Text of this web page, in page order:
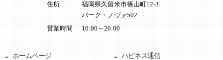
住所
福岡県久留米市篠山町12-3
パーク・ノヴァ502
営業時間
10:00～20:00
ホームページ ハピネス通信